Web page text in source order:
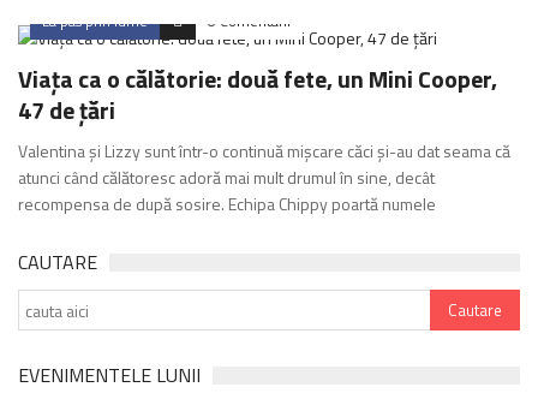
La pas prin lume 0 Comentarii
Viața ca o călătorie: două fete, un Mini Cooper,
47 de țări
Valentina și Lizzy sunt într-o continuă mișcare căci și-au dat seama că
atunci când călătoresc adoră mai mult drumul în sine, decât
recompensa de după sosire. Echipa Chippy poartă numele
CAUTARE
EVENIMENTELE LUNII